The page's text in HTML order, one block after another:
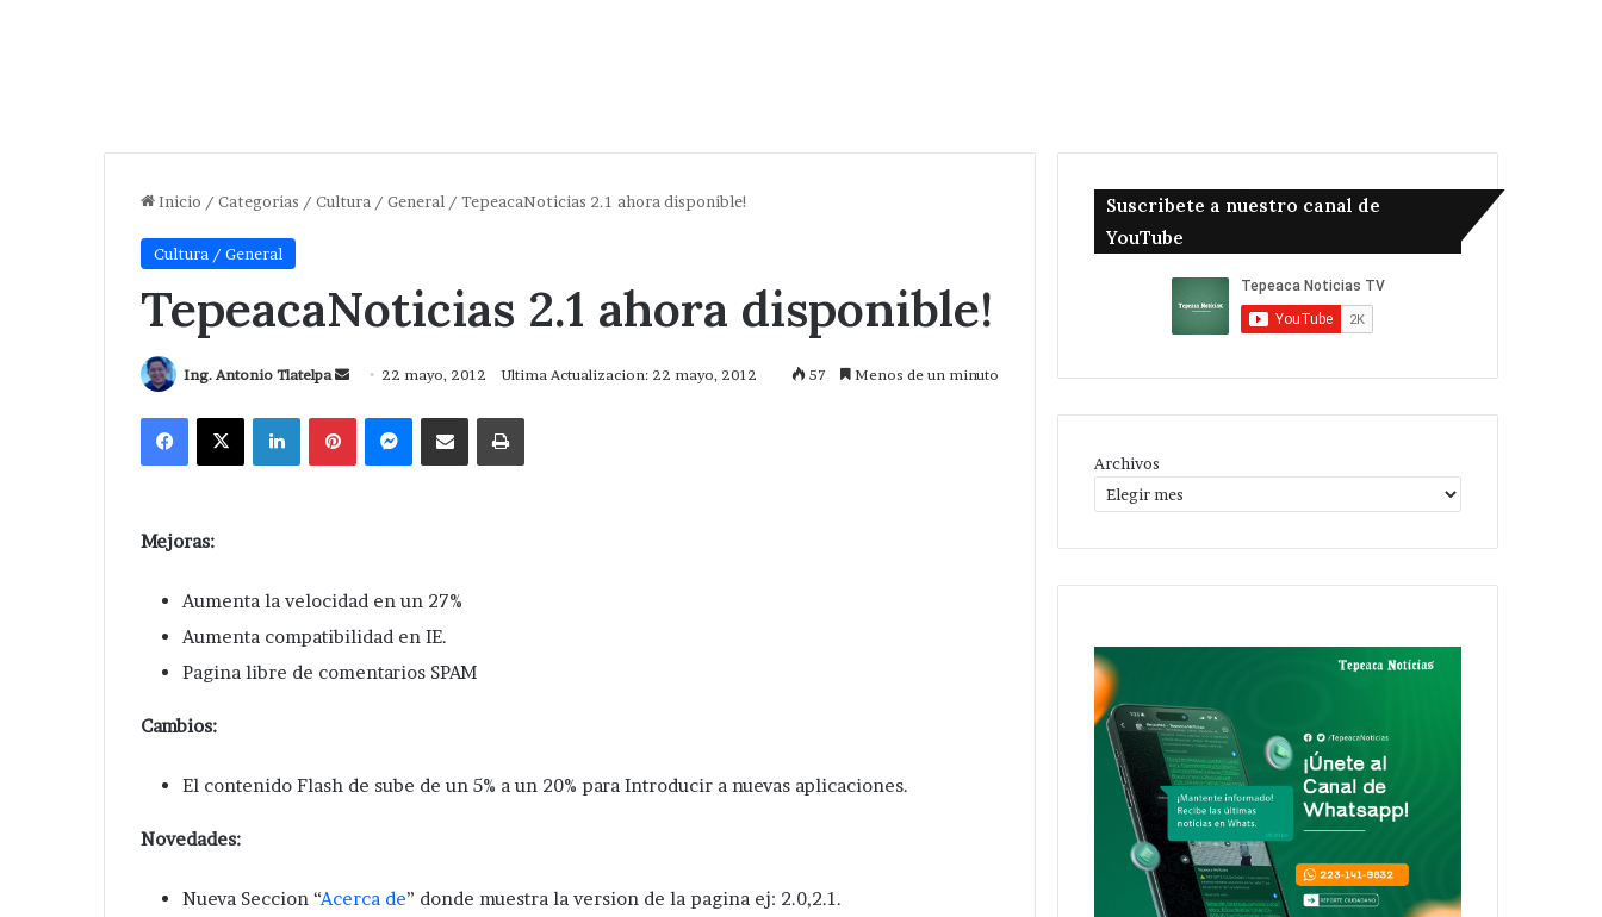
Inicio / Categorias / Cultura / General / TepeacaNoticias 2.1 ahora disponible!
Cultura / General
TepeacaNoticias 2.1 ahora disponible!
Ing. Antonio Tlatelpa
Send
email
22 mayo, 2012 Ultima Actualizacion: 22 mayo, 2012 57 Menos de un minuto
Facebook
X LinkedInPinterestMessengerCompartir via CorreoImprimir
Mejoras:
Aumenta la velocidad en un 27%
Aumenta compatibilidad en IE.
Pagina libre de comentarios SPAM
Cambios:
El contenido Flash de sube de un 5% a un 20% para Introducir a nuevas aplicaciones.
Novedades:
Nueva Seccion “Acerca de” donde muestra la version de la pagina ej: 2.0,2.1.
Suscribete a nuestro canal de
YouTube
Archivos